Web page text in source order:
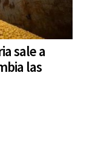
sale a
las